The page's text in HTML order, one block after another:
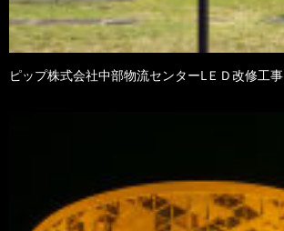
ピップ株式会社中部物流センターLＥＤ改修工事